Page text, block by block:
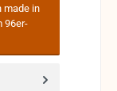
made in
96er-